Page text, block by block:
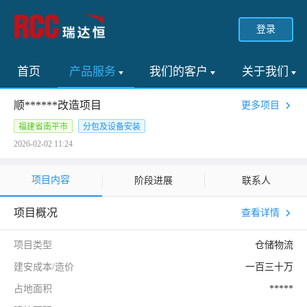
登录
首页 产品服务 我们的客户 关于我们
顺******改造项目 更多项目
福建省南平市
分包及设备安装
2026-02-02 11:24
项目内容 阶段进展 联系人
项目概况 查看详情
项目类型 仓储物流
建安成本/造价 一百三十万
占地面积 *****